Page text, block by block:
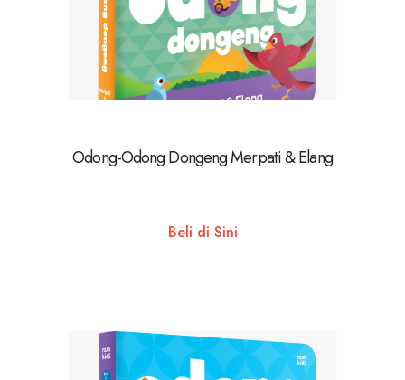
Odong-Odong Dongeng Merpati & Elang
Beli di Sini